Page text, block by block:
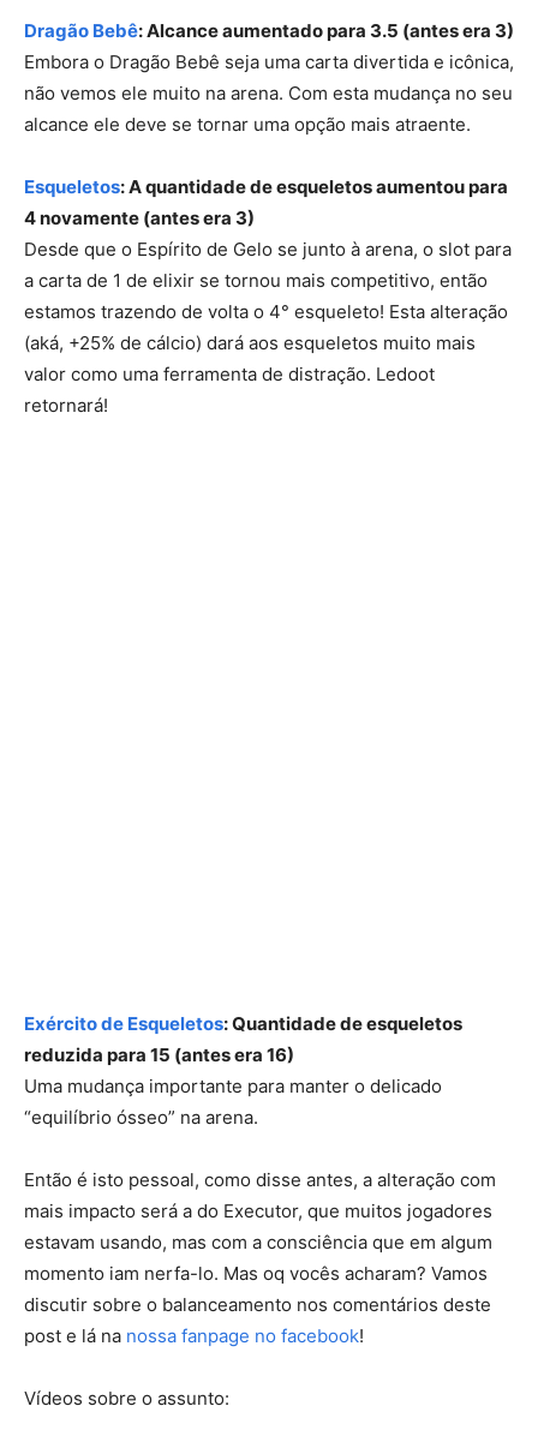
Dragão Bebê: Alcance aumentado para 3.5 (antes era 3)
Embora o Dragão Bebê seja uma carta divertida e icônica,
não vemos ele muito na arena. Com esta mudança no seu
alcance ele deve se tornar uma opção mais atraente.
Esqueletos: A quantidade de esqueletos aumentou para
4 novamente (antes era 3)
Desde que o Espírito de Gelo se junto à arena, o slot para
a carta de 1 de elixir se tornou mais competitivo, então
estamos trazendo de volta o 4° esqueleto! Esta alteração
(aká, +25% de cálcio) dará aos esqueletos muito mais
valor como uma ferramenta de distração. Ledoot
retornará!
Exército de Esqueletos: Quantidade de esqueletos
reduzida para 15 (antes era 16)
Uma mudança importante para manter o delicado
“equilíbrio ósseo” na arena.
Então é isto pessoal, como disse antes, a alteração com
mais impacto será a do Executor, que muitos jogadores
estavam usando, mas com a consciência que em algum
momento iam nerfa-lo. Mas oq vocês acharam? Vamos
discutir sobre o balanceamento nos comentários deste
post e lá na nossa fanpage no facebook!
Vídeos sobre o assunto: